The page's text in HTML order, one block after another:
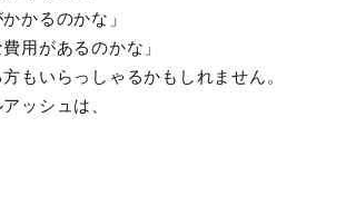
かるのかな」
用があるのかな」
もいらっしゃるかもしれません。
ッシュは、